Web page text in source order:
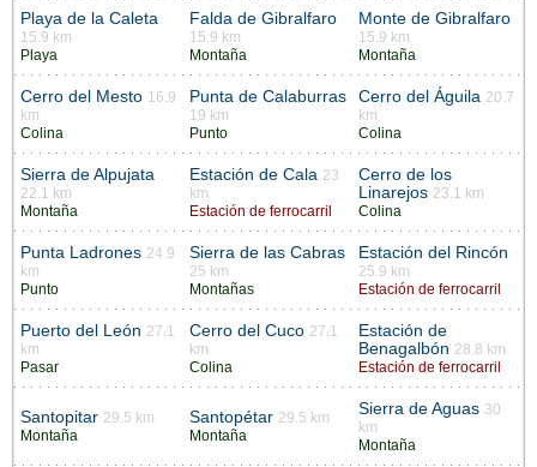
Playa de la Caleta
15.9 km
Playa
Falda de Gibralfaro
15.9 km
Montaña
Monte de Gibralfaro
15.9 km
Montaña
Cerro del Mesto 16.9
km
Colina
Punta de Calaburras
19 km
Punto
Cerro del Águila 20.7
km
Colina
Sierra de Alpujata
22.1 km
Montaña
Estación de Cala 23
km
Estación de ferrocarril
Cerro de los
Linarejos 23.1 km
Colina
Punta Ladrones 24.9
km
Punto
Sierra de las Cabras
25 km
Montañas
Estación del Rincón
25.9 km
Estación de ferrocarril
Puerto del León 27.1
km
Pasar
Cerro del Cuco 27.1
km
Colina
Estación de
Benagalbón 28.8 km
Estación de ferrocarril
Santopitar 29.5 km
Montaña
Santopétar 29.5 km
Montaña
Sierra de Aguas 30
km
Montaña